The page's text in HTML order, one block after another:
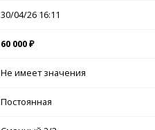
30/04/26 16:11
60 000 ₽
Не имеет значения
Постоянная